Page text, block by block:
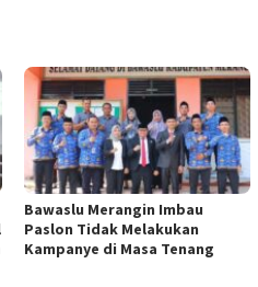
Bawaslu Merangin Imbau
Paslon Tidak Melakukan
Kampanye di Masa Tenang